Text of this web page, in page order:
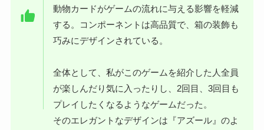
動物カードがゲームの流れに与える影響を軽減
する。コンポーネントは高品質で、箱の装飾も
巧みにデザインされている。
全体として、私がこのゲームを紹介した人全員
が楽しんだり気に入ったりし、2回目、3回目も
プレイしたくなるようなゲームだった。
そのエレガントなデザインは『アズール』のよ